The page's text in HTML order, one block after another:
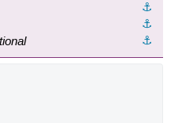
⚓︎
⚓︎
⚓︎